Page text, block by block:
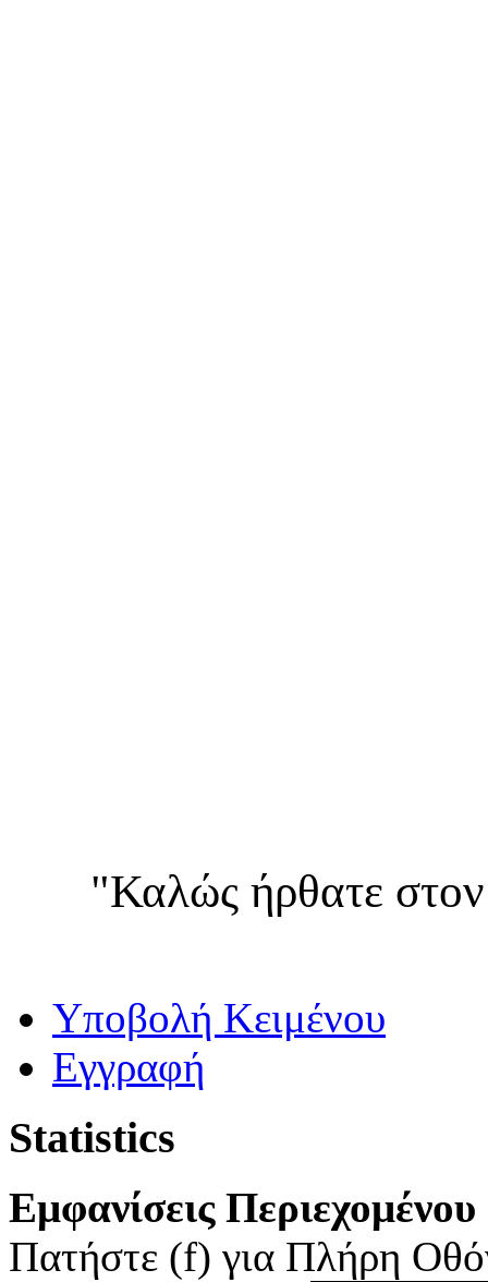
"Καλώς ήρθατε
Yποβολή Κειμένου
Εγγραφή
Statistics
Εμφανίσεις Περιεχομένου
Πατήστε (f) για Πλήρη